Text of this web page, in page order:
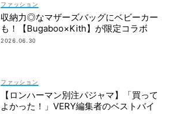
ファッション
収納力◎なマザーズバッグにベビーカー
も！【Bugaboo×Kith】が限定コラボ
2026.06.30
ファッション
【ロンハーマン別注パジャマ】「買って
よかった！」VERY編集者のベストバイ